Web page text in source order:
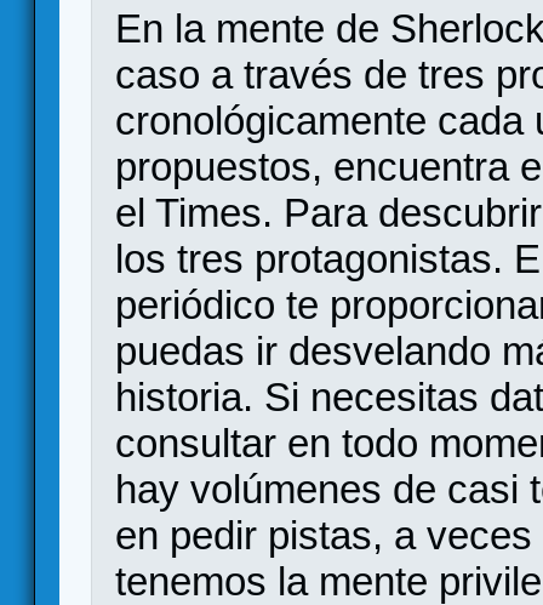
En la mente de
caso a través de tres
cronológicamente cada
propuestos, encuentra
el Times. Para
los tres protagonistas.
periódico te
puedas ir desvelando
historia. Si necesitas
consultar en todo
hay volúmenes de casi
en pedir pistas, a
tenemos la mente